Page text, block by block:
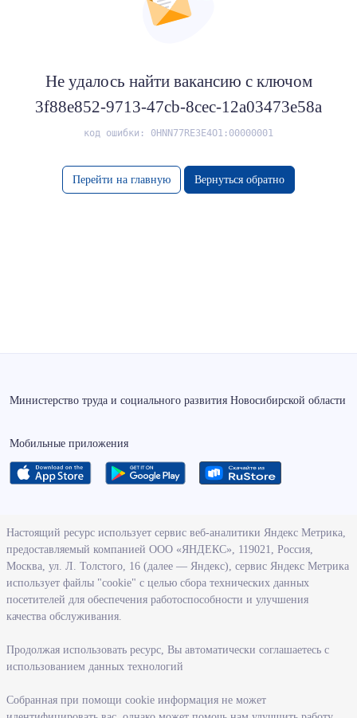
Не удалось найти вакансию с ключом
3f88e852-9713-47cb-8cec-12a03473e58a
код ошибки: 0HNN77RE3E4O1:00000001
Перейти на главную Вернуться обратно
Министерство труда и социального развития Новосибирской области
Мобильные приложения
О ведомстве
Деятельность министерства труда и социального развития
Новосибирской области
Контрольно-надзорная деятельность министерства
Государственные программы, реализуемые министерством
Службы и учреждения, подведомственные министерству
Поступление на государственную гражданскую службу
Информация
Настоящий ресурс использует сервис веб-аналитики Яндекс Метрика,
предоставляемый компанией ООО «ЯНДЕКС», 119021, Россия,
Москва, ул. Л. Толстого, 16 (далее — Яндекс), сервис Яндекс Метрика
использует файлы "cookie" с целью сбора технических данных
посетителей для обеспечения работоспособности и улучшения
качества обслуживания.
Продолжая использовать ресурс, Вы автоматически соглашаетесь с
использованием данных технологий
Собранная при помощи cookie информация не может